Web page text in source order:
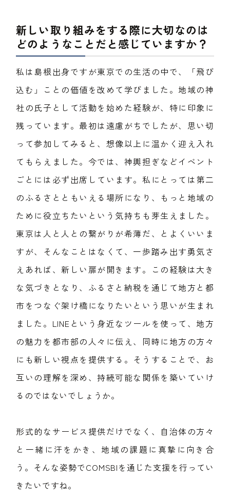
新しい取り組みをする際に大切なのは
どのようなことだと感じていますか？
私は島根出身ですが東京での生活の中で、「飛び
込む」ことの価値を改めて学びました。地域の神
社の氏子として活動を始めた経験が、特に印象に
残っています。最初は遠慮がちでしたが、思い切
って参加してみると、想像以上に温かく迎え入れ
てもらえました。今では、神輿担ぎなどイベント
ごとには必ず出席しています。私にとっては第二
のふるさとともいえる場所になり、もっと地域の
ために役立ちたいという気持ちも芽生えました。
東京は人と人との繋がりが希薄だ、とよくいいま
すが、そんなことはなくて、一歩踏み出す勇気さ
えあれば、新しい扉が開きます。この経験は大き
な気づきとなり、ふるさと納税を通じて地方と都
市をつなぐ架け橋になりたいという思いが生まれ
ました。LINEという身近なツールを使って、地方
の魅力を都市部の人々に伝え、同時に地方の方々
にも新しい視点を提供する。そうすることで、お
互いの理解を深め、持続可能な関係を築いていけ
るのではないでしょうか。
形式的なサービス提供だけでなく、自治体の方々
と一緒に汗をかき、地域の課題に真摯に向き合
う。そんな姿勢でCOMSBIを通じた支援を行ってい
きたいですね。